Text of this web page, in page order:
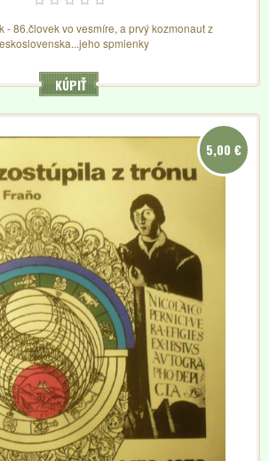
- 86.človek vo vesmíre, a prvý kozmonaut z
spmienky
KÚPIŤ
5,00 €